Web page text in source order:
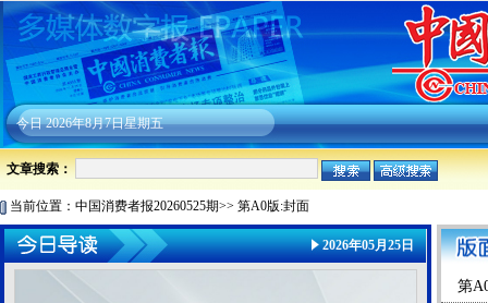
今日2026年8月7日星期五
文章搜索：
当前位置： 中国消费者报20260525期>> 第A0版:封面
2026年05月25日
第